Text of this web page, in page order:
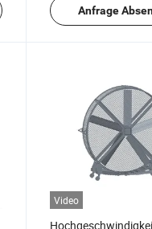
Anfrage
Video